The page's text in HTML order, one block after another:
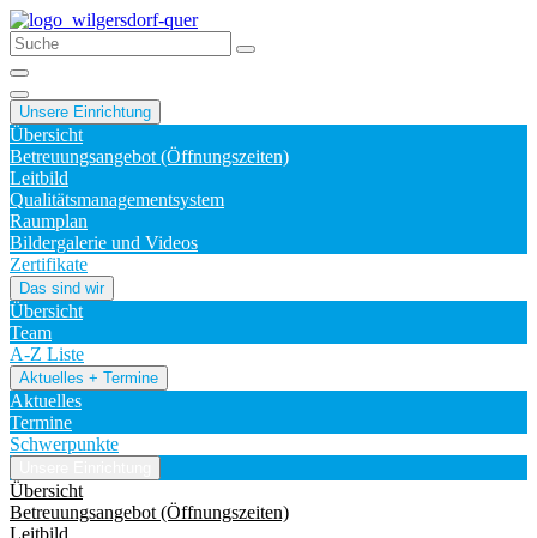
Unsere Einrichtung
Übersicht
Betreuungsangebot (Öffnungszeiten)
Leitbild
Qualitätsmanagementsystem
Raumplan
Bildergalerie und Videos
Zertifikate
Das sind wir
Übersicht
Team
A-Z Liste
Aktuelles + Termine
Aktuelles
Termine
Schwerpunkte
Übersicht
Betreuungsangebot (Öffnungszeiten)
Leitbild